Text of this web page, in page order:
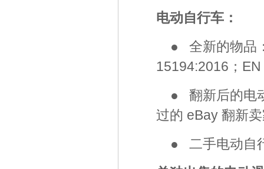
电动自行车：
● 全新的物品
15194:2016；
● 翻新后的电
过的 eBay 翻新
● 二手电动自